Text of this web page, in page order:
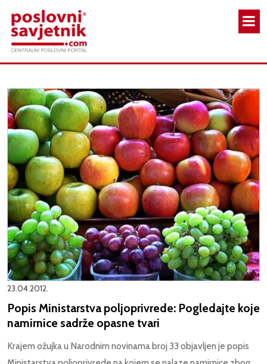
23.04.2012.
Popis Ministarstva poljoprivrede: Pogledajte koje
namirnice sadrže opasne tvari
Krajem ožujka u Narodnim novinama broj 33 objavljen je popis